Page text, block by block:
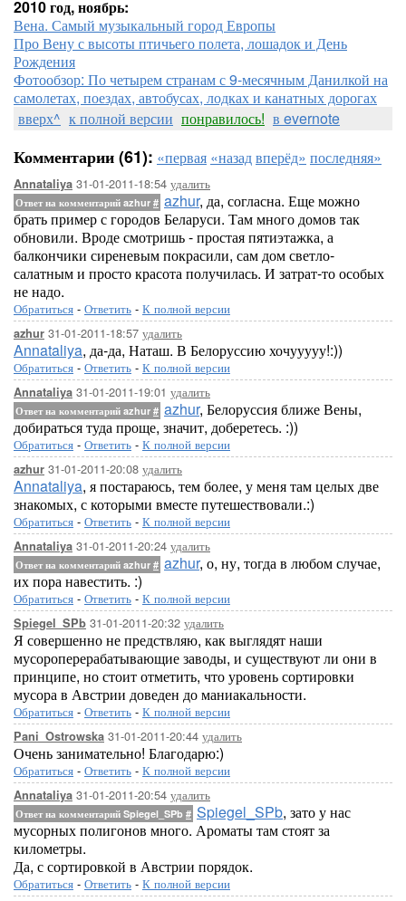
2010 год, ноябрь:
Вена. Самый музыкальный город Европы
Про Вену с высоты птичьего полета, лошадок и День
Рождения
Фотообзор: По четырем странам с 9-месячным Данилкой на
самолетах, поездах, автобусах, лодках и канатных дорогах
вверх^ к полной версии понравилось! в evernote
Комментарии (61): «первая «назадвперёд» последняя»
Annataliya 31-01-2011-18:54 удалить
Ответ на комментарий azhur # azhur, да, согласна. Еще можно
брать пример с городов Беларуси. Там много домов так
обновили. Вроде смотришь - простая пятиэтажка, а
балкончики сиреневым покрасили, сам дом светло-
салатным и просто красота получилась. И затрат-то особых
не надо.
Обратиться - Ответить - К полной версии
azhur 31-01-2011-18:57 удалить
Annataliya, да-да, Наташ. В Белоруссию хочууууу!:))
Обратиться - Ответить - К полной версии
Annataliya 31-01-2011-19:01 удалить
Ответ на комментарий azhur # azhur, Белоруссия ближе Вены,
добираться туда проще, значит, доберетесь. :))
Обратиться - Ответить - К полной версии
azhur 31-01-2011-20:08 удалить
Annataliya, я постараюсь, тем более, у меня там целых две
знакомых, с которыми вместе путешествовали.:)
Обратиться - Ответить - К полной версии
Annataliya 31-01-2011-20:24 удалить
Ответ на комментарий azhur # azhur, о, ну, тогда в любом случае,
их пора навестить. :)
Обратиться - Ответить - К полной версии
Spiegel_SPb 31-01-2011-20:32 удалить
Я совершенно не предствляю, как выглядят наши
мусороперерабатывающие заводы, и существуют ли они в
принципе, но стоит отметить, что уровень сортировки
мусора в Австрии доведен до маниакальности.
Обратиться - Ответить - К полной версии
Pani_Ostrowska 31-01-2011-20:44 удалить
Очень занимательно! Благодарю:)
Обратиться - Ответить - К полной версии
Annataliya 31-01-2011-20:54 удалить
Ответ на комментарий Spiegel_SPb # Spiegel_SPb, зато у нас
мусорных полигонов много. Ароматы там стоят за
километры.
Да, с сортировкой в Австрии порядок.
Обратиться - Ответить - К полной версии